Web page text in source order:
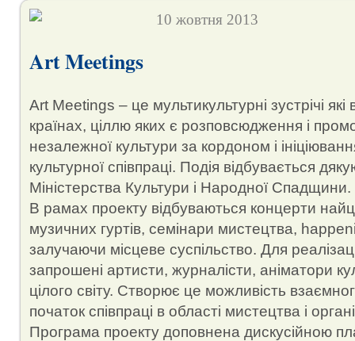
Ласкаво
Для Вас - усе про фестивалі, концерти в
10 жовтня 2013
Art Meetings
Art Meetings – це мультикультурні зустрічі які
країнах, ціллю яких є розповсюдження і
незалежної культури за кордоном і
культурної співпраці. Подія відбувається
Міністерства Культури і Народної Спадщини.
В рамах проекту відбуваються концерти
музичних гуртів, семінари мистецтва,
залучаючи місцеве суспільство. Для
запрошені артисти, журналісти, аніматори
цілого світу. Створює це можливість
початок співпраці в області мистецтва і
Програма проекту доповнена дискусійною